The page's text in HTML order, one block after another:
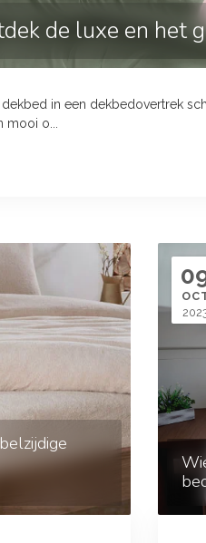
de luxe en het
in een dekbedovertrek
o...